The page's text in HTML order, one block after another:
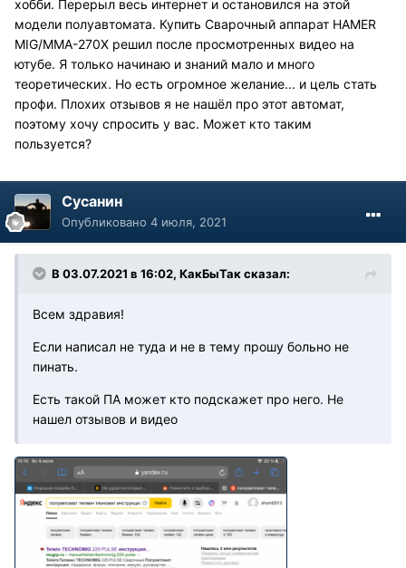
хобби. Перерыл весь интернет и остановился на этой
модели полуавтомата. Купить Сварочный аппарат HAMER
MIG/MMA-270X решил после просмотренных видео на
ютубе. Я только начинаю и знаний мало и много
теоретических. Но есть огромное желание... и цель стать
профи. Плохих отзывов я не нашёл про этот автомат,
поэтому хочу спросить у вас. Может кто таким
пользуется?
Сусанин
Опубликовано 4 июля, 2021
В 03.07.2021 в 16:02, КакБыТак сказал:
Всем здравия!
Если написал не туда и не в тему прошу больно не
пинать.
Есть такой ПА может кто подскажет про него. Не
нашел отзывов и видео